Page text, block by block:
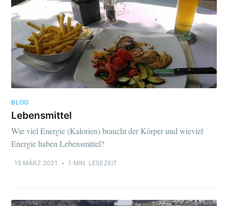
BLOG
Lebensmittel
Wie viel Energie (Kalorien) braucht der Körper und wieviel
Energie haben Lebensmittel?
15 MÄRZ 2021 • 1 MIN. LESEZEIT